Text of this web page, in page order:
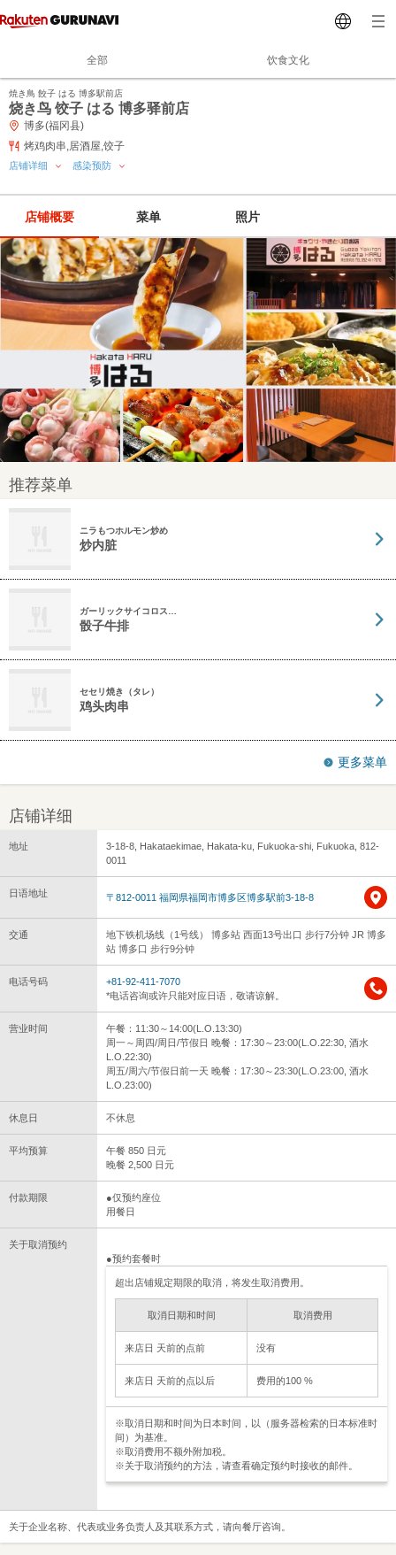
全部 饮食文化
焼き鳥 餃子 はる 博多駅前店
烧き鸟 饺子 はる 博多驿前店
博多(福冈县)
烤鸡肉串,居酒屋,饺子
店铺详细 感染预防
店铺概要 菜单 照片
推荐菜单
ニラもつホルモン炒め
炒内脏
ガーリックサイコロス…
骰子牛排
セセリ焼き（タレ）
鸡头肉串
更多菜单
店铺详细
地址
3-18-8, Hakataekimae, Hakata-ku, Fukuoka-shi, Fukuoka, 812-
0011
日语地址 〒812-0011 福岡県福岡市博多区博多駅前3-18-8
交通
地下铁机场线（1号线） 博多站 西面13号出口 步行7分钟 JR 博多
站 博多口 步行9分钟
电话号码
+81-92-411-7070
*电话咨询或许只能对应日语，敬请谅解。
营业时间
午餐：11:30～14:00(L.O.13:30)
周一～周四/周日/节假日 晚餐：17:30～23:00(L.O.22:30, 酒水
L.O.22:30)
周五/周六/节假日前一天 晚餐：17:30～23:30(L.O.23:00, 酒水
L.O.23:00)
休息日 不休息
平均预算
午餐 850 日元
晚餐 2,500 日元
付款期限
●仅预约座位
用餐日
关于取消预约
●预约套餐时
超出店铺规定期限的取消，将发生取消费用。
取消日期和时间 取消费用
来店日 天前的点前 没有
来店日 天前的点以后 费用的100 %
※取消日期和时间为日本时间，以（服务器检索的日本标准时
间）为基准。
※取消费用不额外附加税。
※关于取消预约的方法，请查看确定预约时接收的邮件。
关于企业名称、代表或业务负责人及其联系方式，请向餐厅咨询。